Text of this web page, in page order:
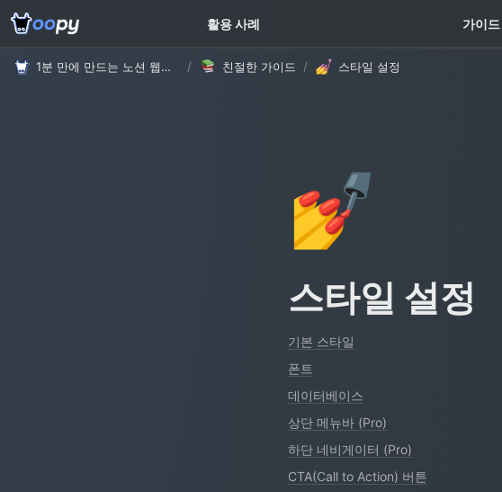
활용 사례 가이드
1분 만에 만드는 노션 웹사이트, 우피! / 친절한 가이드 / 스타일 설정
고객 가이드 꿀팁 TOP5
💅
스타일 설정
기본 스타일
폰트
데이터베이스
상단 메뉴바 (Pro)
하단 네비게이터 (Pro)
CTA(Call to Action) 버튼